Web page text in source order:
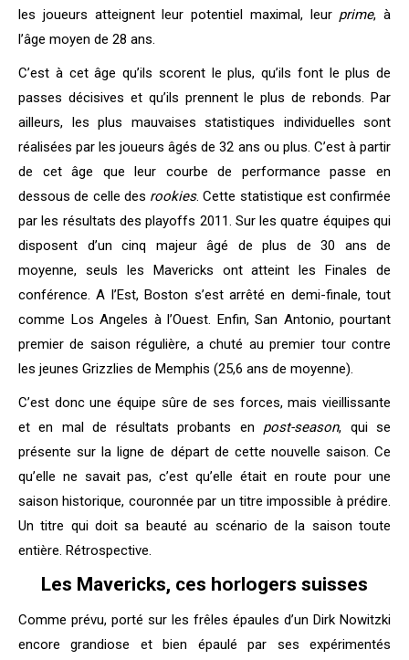
les joueurs atteignent leur potentiel maximal, leur prime, à
l’âge moyen de 28 ans.
C’est à cet âge qu’ils scorent le plus, qu’ils font le plus de
passes décisives et qu’ils prennent le plus de rebonds. Par
ailleurs, les plus mauvaises statistiques individuelles sont
réalisées par les joueurs âgés de 32 ans ou plus. C’est à partir
de cet âge que leur courbe de performance passe en
dessous de celle des rookies.Cette statistique est confirmée
par les résultats des playoffs 2011. Sur les quatre équipes qui
disposent d’un cinq majeur âgé de plus de 30 ans de
moyenne, seuls les Mavericks ont atteint les Finales de
conférence. A l’Est, Boston s’est arrêté en demi-finale, tout
comme Los Angeles à l’Ouest. Enfin, San Antonio, pourtant
premier de saison régulière, a chuté au premier tour contre
les jeunes Grizzlies de Memphis (25,6 ans de moyenne).
C’est donc une équipe sûre de ses forces, mais vieillissante
et en mal de résultats probants en post-season, qui se
présente sur la ligne de départ de cette nouvelle saison. Ce
qu’elle ne savait pas, c’est qu’elle était en route pour une
saison historique, couronnée par un titre impossible à prédire.
Un titre qui doit sa beauté au scénario de la saison toute
entière. Rétrospective.
Les Mavericks, ces horlogers suisses
Comme prévu, porté sur les frêles épaules d’un Dirk Nowitzki
encore grandiose et bien épaulé par ses expérimentés